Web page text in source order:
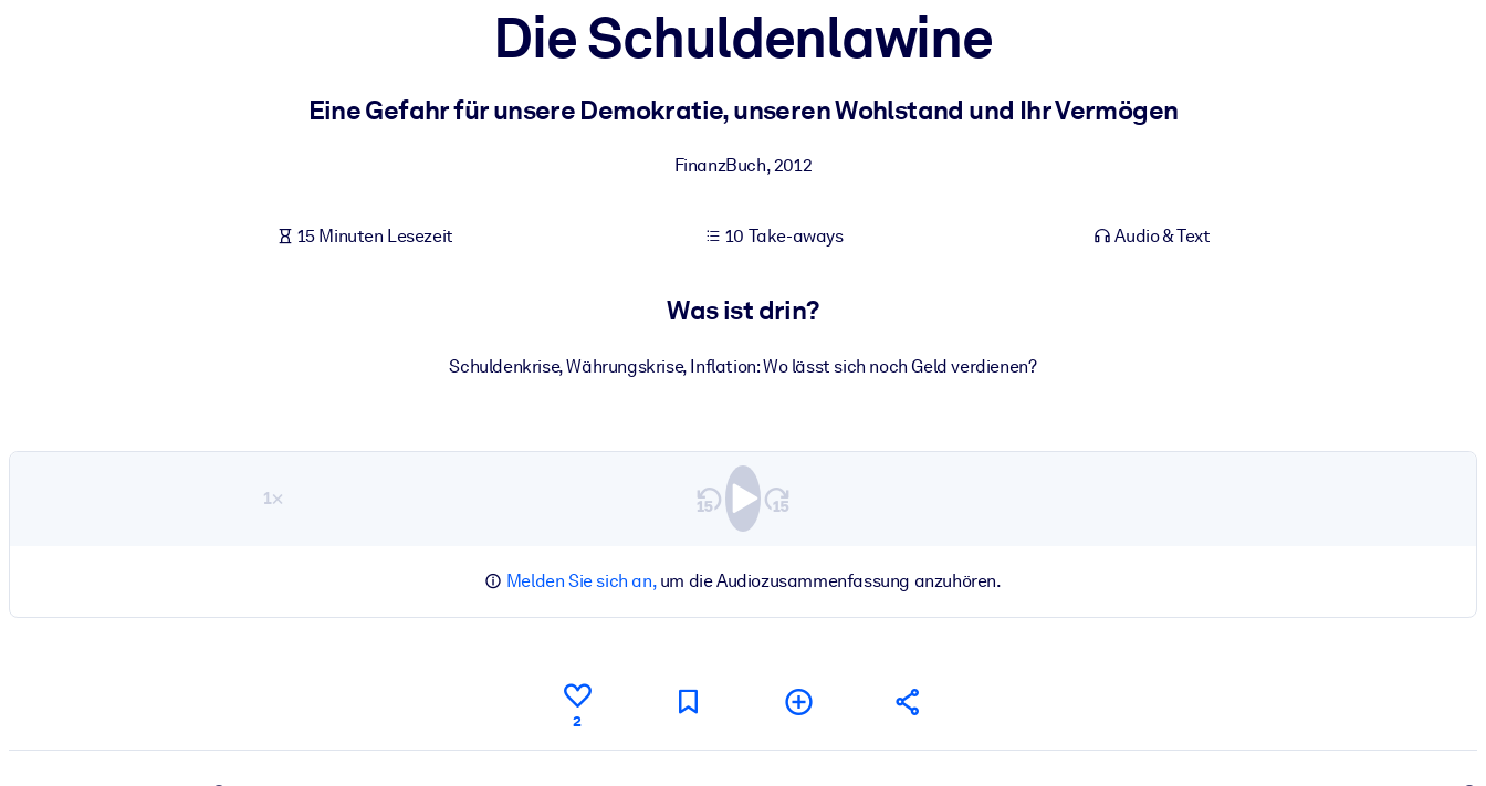
Bereichern Sie Ihre Unternehmensbibliothek mit vertrauenswürdigem, praxisnahem Business-Wissen.
Nutzen Sie verlässliches, strukturiertes Wissen, um die Ergebnisse Ihrer KI-Systeme zu optimieren.
Die Schuldenlawine
Eine Gefahr für unsere Demokratie, unseren Wohlstand und Ihr Vermögen
FinanzBuch,2012
15 Minuten Lesezeit 10 Take-aways Audio & Text
Was ist drin?
Schuldenkrise, Währungskrise, Inflation: Wo lässt sich noch Geld verdienen?
1×
Melden Sie sich an,um die Audiozusammenfassung anzuhören.
2